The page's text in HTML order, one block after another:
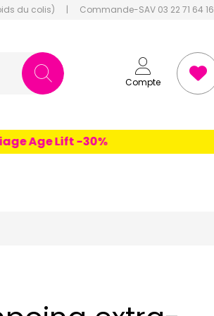
du colis) | Commande-SAV 03 22 71 64 16
Compte
Age Lift -30%